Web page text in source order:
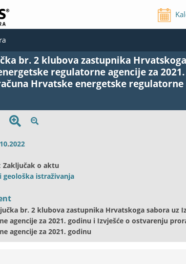
br. 2 klubova zastupnika
regulatorne agencije za
Hrvatske energetske regulatorne
10.2022
Zaključak o aktu
geološka istraživanja
br. 2 klubova zastupnika Hrvatskoga sabora uz
agencije za 2021. godinu i Izvješće o ostvarenju
agencije za 2021. godinu